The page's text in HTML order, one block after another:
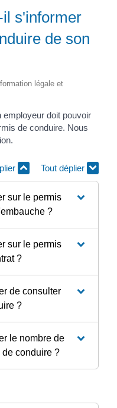
s'informer
de son
légale et
doit pouvoir
de conduire. Nous
Tout déplier
sur le permis
?
sur le permis
?
de consulter
?
le nombre de
conduire ?